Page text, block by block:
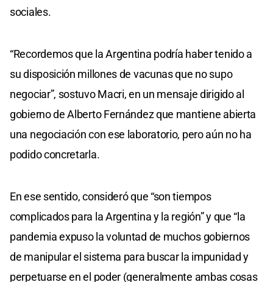
sociales.
“Recordemos que la Argentina podría haber tenido a
su disposición millones de vacunas que no supo
negociar”, sostuvo Macri, en un mensaje dirigido al
gobierno de Alberto Fernández que mantiene abierta
una negociación con ese laboratorio, pero aún no ha
podido concretarla.
En ese sentido, consideró que “son tiempos
complicados para la Argentina y la región” y que “la
pandemia expuso la voluntad de muchos gobiernos
de manipular el sistema para buscar la impunidad y
perpetuarse en el poder (generalmente ambas cosas